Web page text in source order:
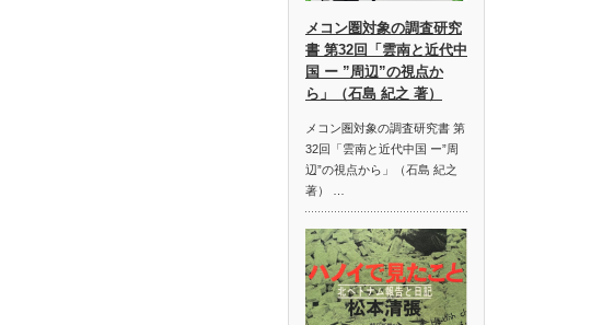
メコン圏対象の調査研究
書 第32回「雲南と近代中
国 ー ”周辺”の視点か
ら」（石島 紀之 著）
メコン圏対象の調査研究書 第
32回「雲南と近代中国 ー”周
辺”の視点から」（石島 紀之
著） …